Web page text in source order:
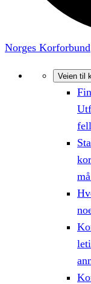
Norges Korforbund
Veien til